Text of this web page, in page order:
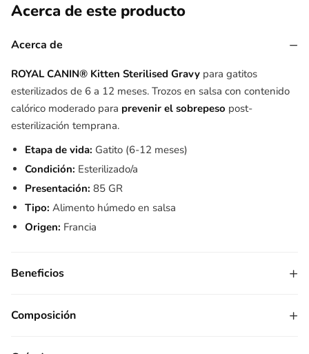
Acerca de este producto
Acerca de −
ROYAL CANIN® Kitten Sterilised Gravy para gatitos
esterilizados de 6 a 12 meses. Trozos en salsa con contenido
calórico moderado para prevenir el sobrepeso post-
esterilización temprana.
Etapa de vida: Gatito (6-12 meses)
Condición: Esterilizado/a
Presentación: 85 GR
Tipo: Alimento húmedo en salsa
Origen: Francia
Beneficios +
Composición +